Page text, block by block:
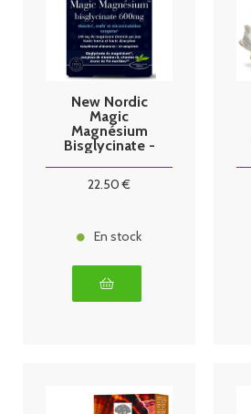
New Nordic
Magic
Magnésium
Bisglycinate -
22.50 €
En stock